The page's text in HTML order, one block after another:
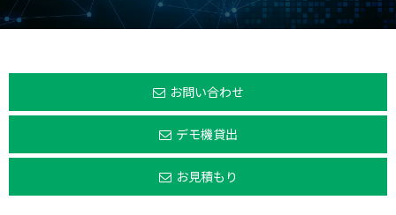
お問い合わせ
デモ機貸出
お見積もり